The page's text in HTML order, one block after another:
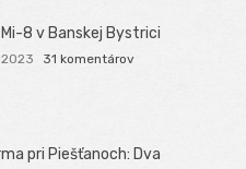
8 v Banskej Bystrici
31 komentárov
pri Piešťanoch: Dva